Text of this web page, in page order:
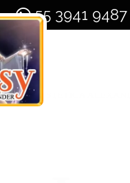
55 3941 9487